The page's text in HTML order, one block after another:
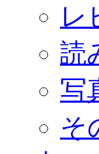
レ
読
写
そ